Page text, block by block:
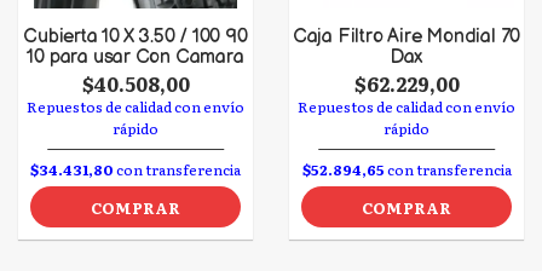
Cubierta 10 X 3.50 / 100 90
10 para usar Con Camara
$40.508,00
Repuestos de calidad con envío
rápido
$34.431,80con transferencia
COMPRAR
Caja Filtro Aire Mondial 70
Dax
$62.229,00
Repuestos de calidad con envío
rápido
$52.894,65con transferencia
COMPRAR